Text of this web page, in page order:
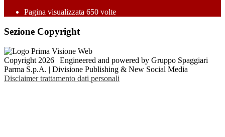
Pagina visualizzata 650 volte
Sezione Copyright
Copyright 2026 | Engineered and powered by Gruppo Spaggiari
Parma S.p.A. | Divisione Publishing & New Social Media
Disclaimer trattamento dati personali